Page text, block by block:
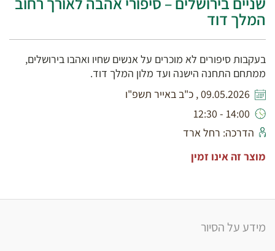
המלך דוד
בעקבות סיפורים לא מוכרים על אנשים שחיו ואהבו בירושלים,
ממתחם התחנה הישנה ועד מלון המלך דוד.
09.05.2026 , כ"ב באייר תשפ"ו
14:00 - 12:30
הדרכה: רחל ארד
מוצר זה אינו זמין
מידע על הסיור